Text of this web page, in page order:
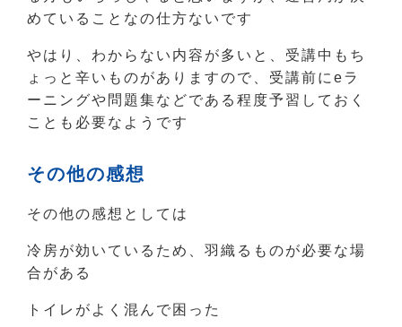
めていることなの仕方ないです
やはり、わからない内容が多いと、受講中もち
ょっと辛いものがありますので、受講前にeラ
ーニングや問題集などである程度予習しておく
ことも必要なようです
その他の感想
その他の感想としては
冷房が効いているため、羽織るものが必要な場
合がある
トイレがよく混んで困った